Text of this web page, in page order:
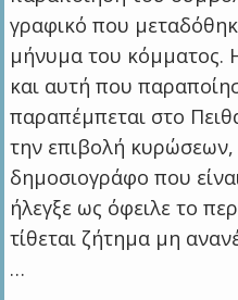
γραφικό που
μήνυμα του κόμματος.
και αυτή που
παραπέμπεται στο
την επιβολή κυρώσεων,
δημοσιογράφο που
ήλεγξε ως όφειλε το
τίθεται ζήτημα μη
…